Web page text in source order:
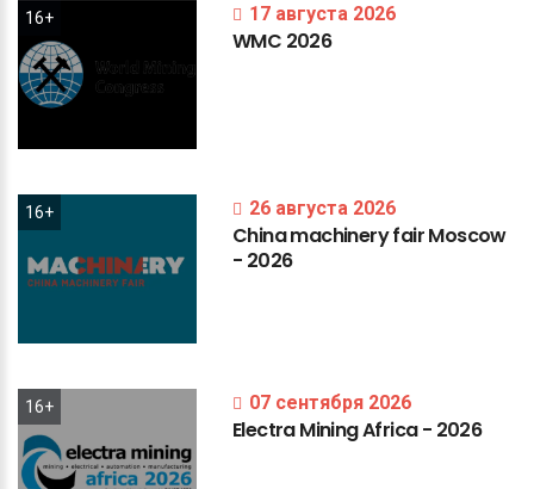
16+ 17 августа 2026
WMC 2026
16+ 26 августа 2026
ChinamachineryfairMoscow
- 2026
16+ 07 сентября 2026
ElectraMiningAfrica- 2026